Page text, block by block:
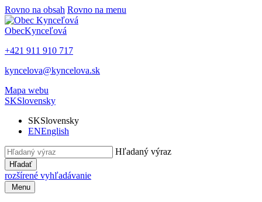
Rovno na obsah Rovno na menu
ObecKynceľová
+421 911 910 717
kyncelova@kyncelova.sk
Mapa webu
SKSlovensky
SKSlovensky
ENEnglish
Hľadaný výraz
Hľadať
rozšírené vyhľadávanie
Menu